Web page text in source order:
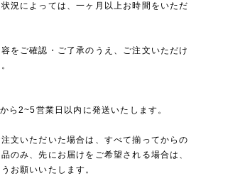
況によっては、一ヶ月以上お時間をいただ
をご確認・ご了承のうえ、ご注文いただけ
ら2~5営業日以内に発送いたします。
文いただいた場合は、すべて揃ってからの
のみ、先にお届けをご希望される場合は、
お願いいたします。